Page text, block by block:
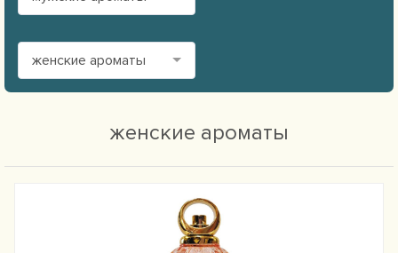
женские ароматы
женские ароматы